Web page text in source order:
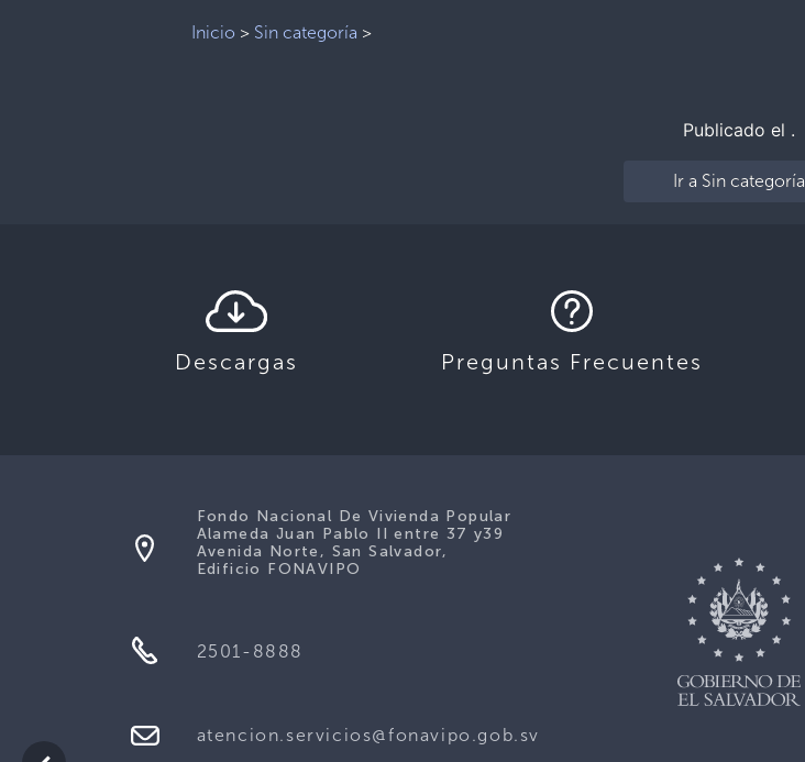
Inicio > Sin categoría >
Publicado el .
Ir a Sin categoría
Descargas Preguntas Frecuentes
Fondo Nacional De Vivienda Popular
Alameda Juan Pablo II entre 37 y39
Avenida Norte, San Salvador,
Edificio FONAVIPO
2501-8888
atencion.servicios@fonavipo.gob.sv